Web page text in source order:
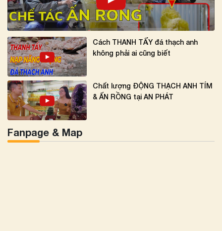
Cách THANH TẨY đá thạch anh
không phải ai cũng biết
Chất lượng ĐỘNG THẠCH ANH TÍM
& ẤN RỒNG tại AN PHÁT
Fanpage & Map